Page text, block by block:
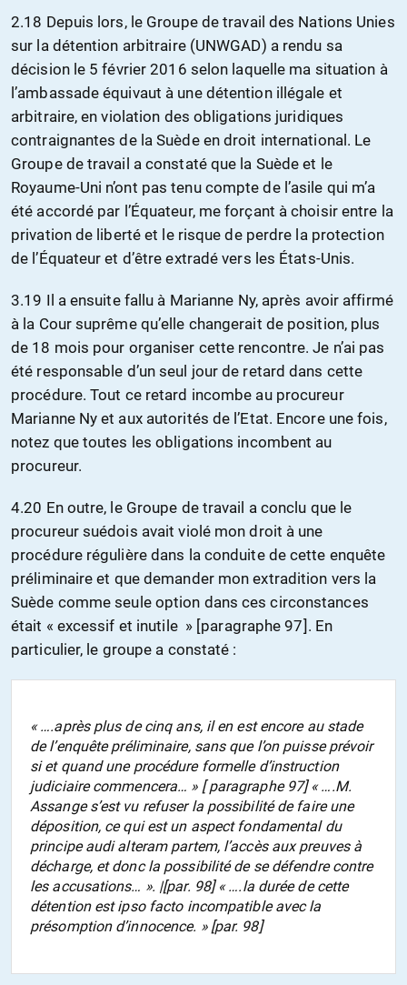
2.18 Depuis lors, le Groupe de travail des Nations Unies
sur la détention arbitraire (UNWGAD) a rendu sa
décision le 5 février 2016 selon laquelle ma situation à
l’ambassade équivaut à une détention illégale et
arbitraire, en violation des obligations juridiques
contraignantes de la Suède en droit international. Le
Groupe de travail a constaté que la Suède et le
Royaume-Uni n’ont pas tenu compte de l’asile qui m’a
été accordé par l’Équateur, me forçant à choisir entre la
privation de liberté et le risque de perdre la protection
de l’Équateur et d’être extradé vers les États-Unis.
3.19 Il a ensuite fallu à Marianne Ny, après avoir affirmé
à la Cour suprême qu’elle changerait de position, plus
de 18 mois pour organiser cette rencontre. Je n’ai pas
été responsable d’un seul jour de retard dans cette
procédure. Tout ce retard incombe au procureur
Marianne Ny et aux autorités de l’Etat. Encore une fois,
notez que toutes les obligations incombent au
procureur.
4.20 En outre, le Groupe de travail a conclu que le
procureur suédois avait violé mon droit à une
procédure régulière dans la conduite de cette enquête
préliminaire et que demander mon extradition vers la
Suède comme seule option dans ces circonstances
était « excessif et inutile » [paragraphe 97]. En
particulier, le groupe a constaté :
« ….après plus de cinq ans, il en est encore au stade
de l’enquête préliminaire, sans que l’on puisse prévoir
si et quand une procédure formelle d’instruction
judiciaire commencera… » [ paragraphe 97] « ….M.
Assange s’est vu refuser la possibilité de faire une
déposition, ce qui est un aspect fondamental du
principe audi alteram partem, l’accès aux preuves à
décharge, et donc la possibilité de se défendre contre
les accusations… ». |[par. 98] « ….la durée de cette
détention est ipso facto incompatible avec la
présomption d’innocence. » [par. 98]